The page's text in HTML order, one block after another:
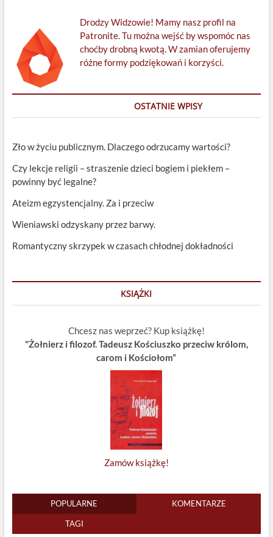
Drodzy Widzowie! Mamy nasz profil na
Patronite. Tu można wejść by wspomóc nas
choćby drobną kwotą. W zamian oferujemy
różne formy podziękowań i korzyści.
OSTATNIE WPISY
Zło w życiu publicznym. Dlaczego odrzucamy wartości?
Czy lekcje religii – straszenie dzieci bogiem i piekłem –
powinny być legalne?
Ateizm egzystencjalny. Za i przeciw
Wieniawski odzyskany przez barwy.
Romantyczny skrzypek w czasach chłodnej dokładności
KSIĄŻKI
Chcesz nas weprzeć? Kup książkę!
"Żołnierz i filozof. Tadeusz Kościuszko przeciw królom,
carom i Kościołom”
Zamów książkę!
POPULARNE KOMENTARZE
TAGI